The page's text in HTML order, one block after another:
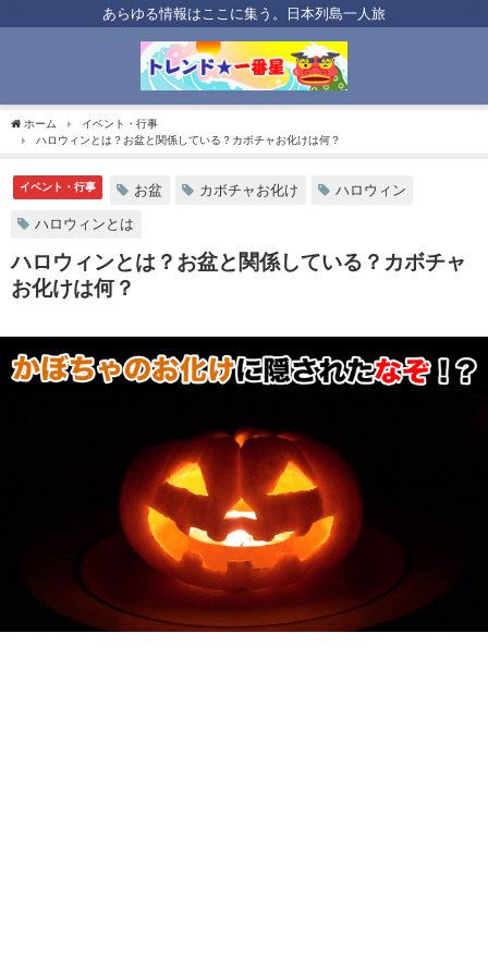
あらゆる情報はここに集う。日本列島一人旅
ホーム
イベント・行事
ハロウィンとは？お盆と関係している？カボチャお化けは何？
イベント・行事 お盆 カボチャお化け ハロウィン
ハロウィンとは
ハロウィンとは？お盆と関係している？カボチャ
お化けは何？